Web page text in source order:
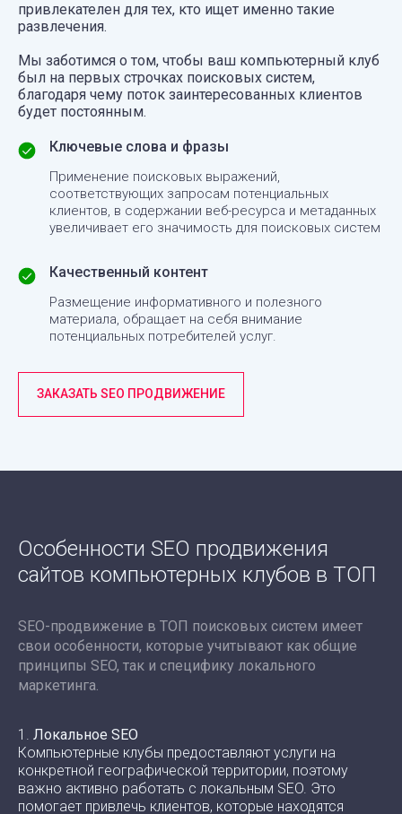
привлекателен для тех, кто ищет именно такие
развлечения.
Мы заботимся о том, чтобы ваш компьютерный клуб
был на первых строчках поисковых систем,
благодаря чему поток заинтересованных клиентов
будет постоянным.
Ключевые слова и фразы
Применение поисковых выражений,
соответствующих запросам потенциальных
клиентов, в содержании веб-ресурса и метаданных
увеличивает его значимость для поисковых систем
Качественный контент
Размещение информативного и полезного
материала, обращает на себя внимание
потенциальных потребителей услуг.
ЗАКАЗАТЬ SEO ПРОДВИЖЕНИЕ
Особенности SEO продвижения
сайтов компьютерных клубов в ТОП
SEO-продвижение в ТОП поисковых систем имеет
свои особенности, которые учитывают как общие
принципы SEO, так и специфику локального
маркетинга.
1. Локальное SEO
Компьютерные клубы предоставляют услуги на
конкретной географической территории, поэтому
важно активно работать с локальным SEO. Это
помогает привлечь клиентов, которые находятся